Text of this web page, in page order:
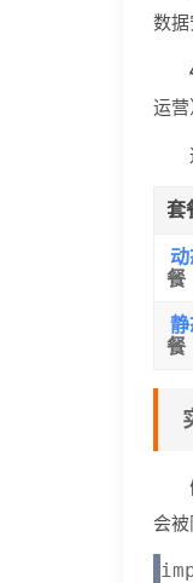
数据
运营
套
餐
餐
会